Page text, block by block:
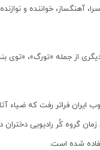
از جمله «تورگ»، «توی
فراتر رفت که ضیاء
گروه کُر رادیویی
شده است.